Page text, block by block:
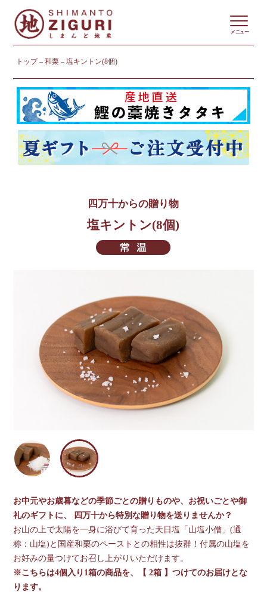
トップ 和栗 塩キントン(8個)
メニュー
四万十からの贈り物
塩キントン(8個)
お中元やお歳暮などの季節ごとの贈りものや、お祝いごとや御
礼のギフトに、 四万十から特別な贈り物を送りませんか？
お山の上で太陽を一身に浴びて育った天日塩「山塩小僧」(通
称：山塩)と国産和栗のペーストとの相性は抜群！付属の山塩を
お好みの量つけてお召し上がりいただけます。
※こちらは4個入り1箱の商品を、【 2箱 】つけてのお届けとな
ります。